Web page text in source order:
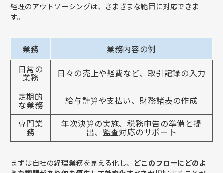
経理のアウトソーシングは、さまざまな範囲に対応できま
す。
業務
業務内容の例
日常の
業務
日々の売上や経費など、取引記録の入力
定期的
な業務
給与計算や支払い、財務諸表の作成
専門業
務
年次決算の実施、税務申告の準備と提
出、監査対応のサポート
まずは自社の経理業務を見える化し、
どこのフローにどのよ